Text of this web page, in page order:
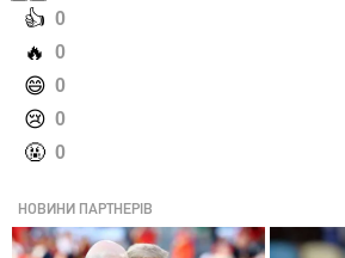
️👍 0
️🔥 0
️😄 0
️😢 0
️🤬 0